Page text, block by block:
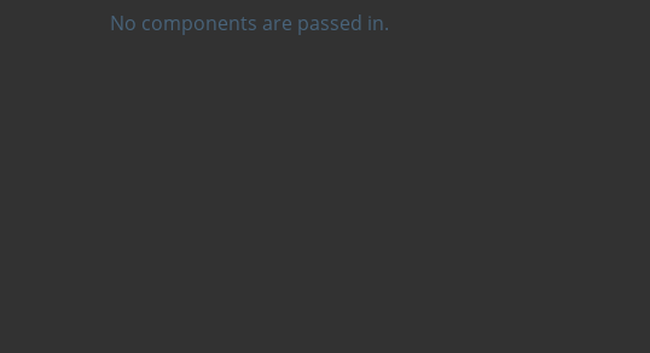
No components are passed in.